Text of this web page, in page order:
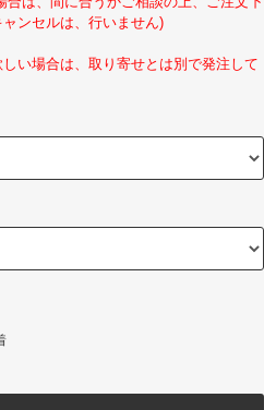
ンセルは、行いません)
い場合は、取り寄せとは別で発注して